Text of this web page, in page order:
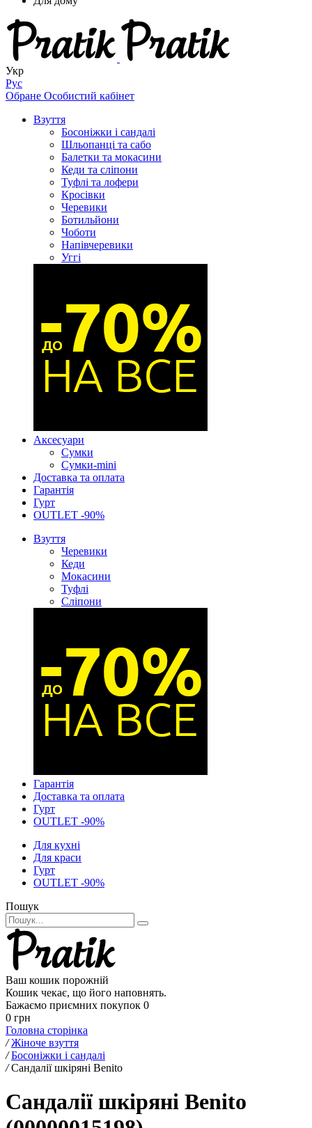
Укр
Рус
Обране Особистий кабінет
Взуття
Босоніжки і сандалі
Шльопанці та сабо
Балетки та мокасини
Кеди та сліпони
Туфлі та лофери
Кросівки
Черевики
Ботильйони
Чоботи
Напівчеревики
Уггі
Аксесуари
Сумки
Сумки-mini
Доставка та оплата
Гарантія
Гурт
OUTLET -90%
Взуття
Черевики
Кеди
Мокасини
Туфлі
Сліпони
Гарантія
Доставка та оплата
Гурт
OUTLET -90%
Для кухні
Для краси
Гурт
OUTLET -90%
Пошук
Ваш кошик порожній
Кошик чекає, що його наповнять.
Бажаємо приємних покупок 0
0 грн
Головна сторінка
/ Жіноче взуття
/ Босоніжки і сандалі
/ Сандалії шкіряні Benito
Сандалії шкіряні Benito